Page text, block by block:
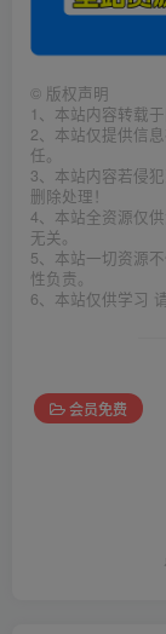
© 版权声明
1、本站内容转载
2、本站仅提供信
任。
3、本站内容若侵
删除处理！
4、本站全资源仅
无关。
5、本站一切资源
性负责。
6、本站仅供学习
会员免费